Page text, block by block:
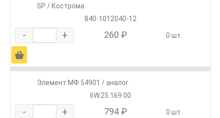
SP / Кострома
840-1012040-12
- + 260 ₽ 0 шт.
Ä
Элемент МФ 54901 / аналог
6W.25.169.00
- + 794 ₽ 0 шт.